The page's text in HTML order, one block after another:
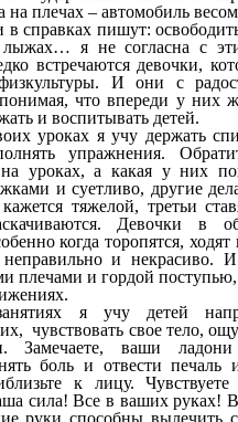
на плечах – автомобиль
в справках пишут:
лыжах… я не согласна с
встречаются девочки,
И они с
что впереди у них
и воспитывать детей.
уроках я учу держать
упражнения.
уроках, а какая у них
и суетливо, другие
тяжелой, третьи
Девочки в
когда торопятся,
неправильно и
плечами и гордой
я учу детей
их, чувствовать свое тело,
Замечаете, ваши
боль и отвести печаль
к лицу.
сила! Все в ваших руках!